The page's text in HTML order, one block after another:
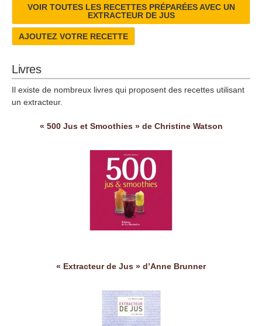
VOIR TOUTES LES RECETTES PRÉPARÉES AVEC UN
EXTRACTEUR DE JUS
AJOUTEZ VOTRE RECETTE
Livres
Il existe de nombreux livres qui proposent des recettes utilisant
un extracteur.
« 500 Jus et Smoothies » de Christine Watson
« Extracteur de Jus » d’Anne Brunner